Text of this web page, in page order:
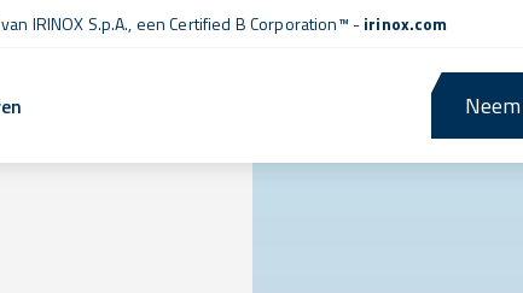
IRINOX S.p.A., eenCertified B Corporation™ -irinox.com